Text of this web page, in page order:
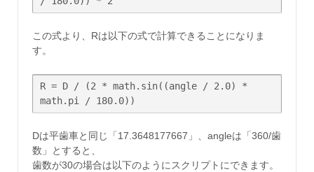
この式より、Rは以下の式で計算できることになりま
す。
R = D / (2 * math.sin((angle / 2.0) *
math.pi / 180.0))
Dは平歯車と同じ「17.3648177667」、angleは「360/歯
数」とすると、
歯数が30の場合は以下のようにスクリプトにできます。